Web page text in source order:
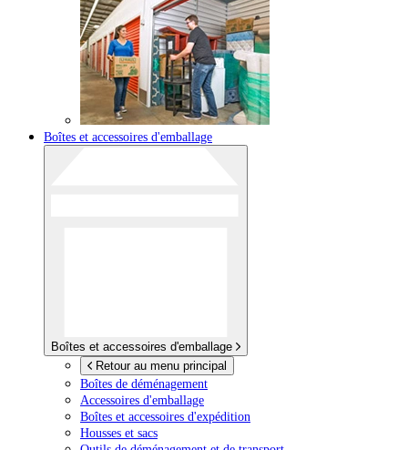
Boîtes et accessoires d'emballage
Boîtes et accessoires d'emballage
Retour au menu principal
Boîtes de déménagement
Accessoires d'emballage
Boîtes et accessoires d'expédition
Housses et sacs